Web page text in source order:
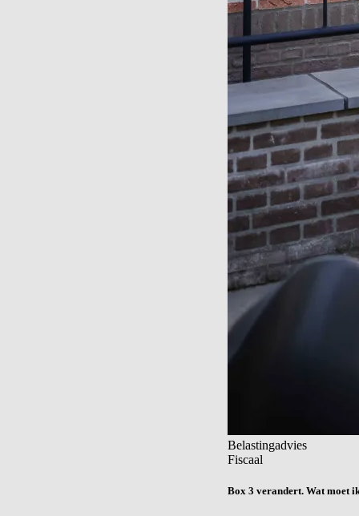
Belastingadvies
Fiscaal
Box 3 verandert. Wat moet